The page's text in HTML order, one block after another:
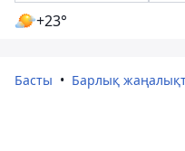
+23°
Басты Барлық